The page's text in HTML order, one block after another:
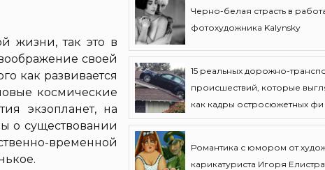
жизни, так это в
своей
как развивается
космические
экзопланет, на
о существовании
временной
Черно-белая страсть в
фотохудожника Kalynsky
15 реальных дорожно-
происшествий, которые
как кадры остросюжетных фи
Романтика с юмором от
карикатуриста Игоря